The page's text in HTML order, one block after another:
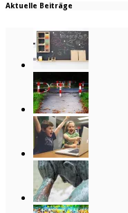
Aktuelle Beiträge